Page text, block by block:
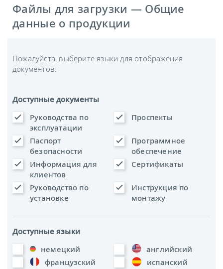
Файлы для загрузки — Общие
данные о продукции
Пожалуйста, выберите языки для отображения
документов:
Доступные документы
Руководства по
эксплуатации
Проспекты
Паспорт
безопасности
Программное
обеспечение
Информация для
клиентов
Сертификаты
Руководство по
установке
Инструкция по
монтажу
Доступные языки
немецкий
английский
французский
испанский